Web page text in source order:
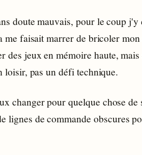
doute mauvais, pour le coup
faisait marrer de bricoler mon
jeux en mémoire haute, mais
pas un défi technique.
changer pour quelque chose de
lignes de commande obscures